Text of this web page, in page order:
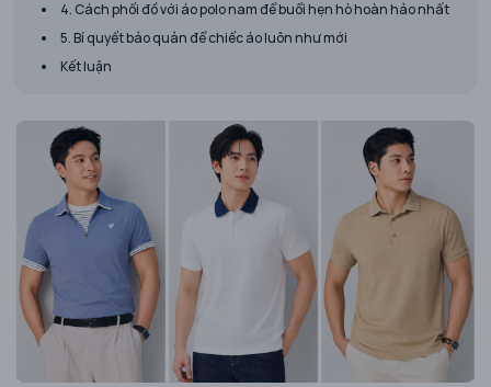
4. Cách phối đồ với áo polo nam để buổi hẹn hò hoàn hảo nhất
5. Bí quyết bảo quản để chiếc áo luôn như mới
Kết luận